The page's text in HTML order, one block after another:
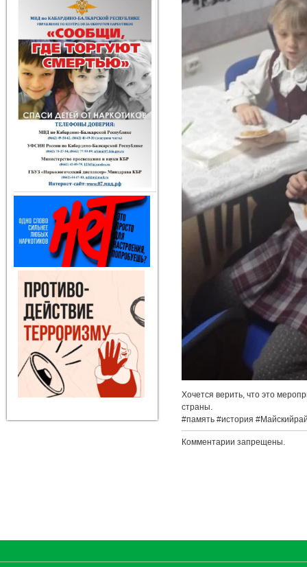
Хочется верить, что это
страны.
#память #история
Комментарии запрещены.